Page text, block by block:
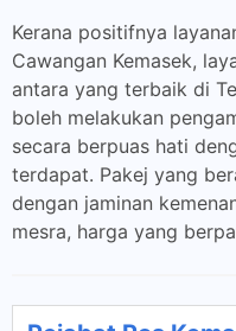
Kerana positifnya
Cawangan Kemasek,
antara yang terbaik di
boleh melakukan
secara berpuas hati
terdapat. Pakej yang
dengan jaminan
mesra, harga yang